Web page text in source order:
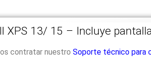
XPS 13/ 15 – Incluye
contratar nuestro Soporte técnico para